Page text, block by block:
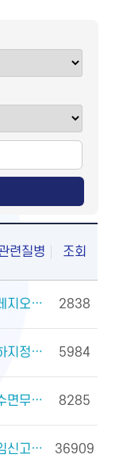
련질병 조회
레지오넬라증 외 2건 2838
하지정맥류 외 3건 5984
수면무호흡증 외 2건 8285
임신고혈압과 전자간증(임신중독증) 외 4건 36909